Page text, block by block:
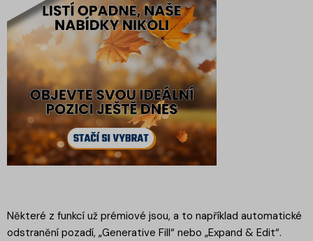
Některé z funkcí už prémiové jsou, a to například automatické
odstranění pozadí, „Generative Fill“ nebo „Expand & Edit“.